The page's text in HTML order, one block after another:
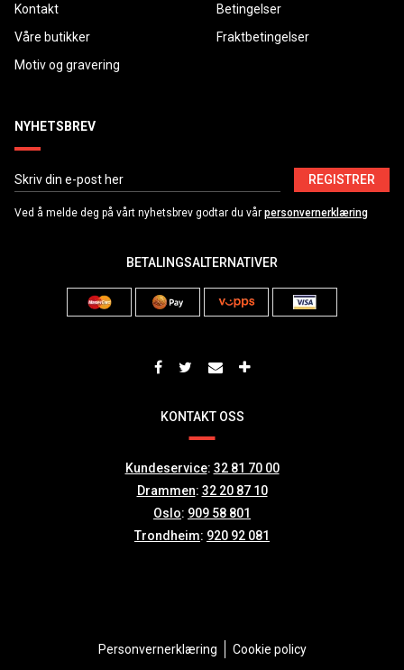
Kontakt
Våre butikker
Motiv og gravering
Betingelser
Fraktbetingelser
NYHETSBREV
REGISTRER
Ved å melde deg på vårt nyhetsbrev godtar du vår personvernerklæring
BETALINGSALTERNATIVER
KONTAKT OSS
Kundeservice: 32 81 70 00
Drammen: 32 20 87 10
Oslo: 909 58 801
Trondheim: 920 92 081
Personvernerklæring Cookie policy